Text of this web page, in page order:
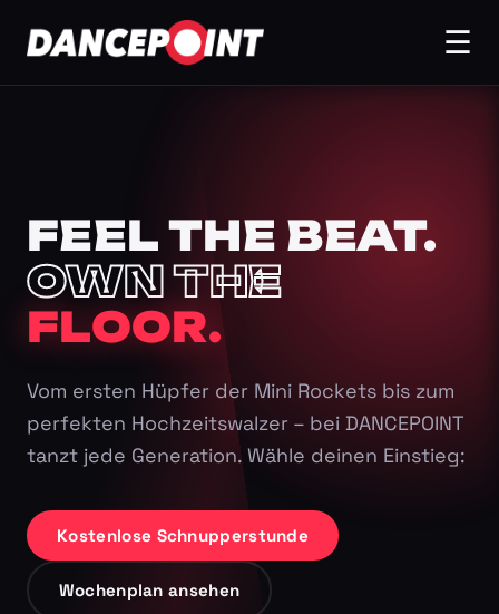
☰
FEEL THE BEAT.
OWN THE
FLOOR.
Vom ersten Hüpfer der Mini Rockets bis zum
perfekten Hochzeitswalzer – bei DANCEPOINT
tanzt jede Generation. Wähle deinen Einstieg:
Kostenlose Schnupperstunde
Wochenplan ansehen